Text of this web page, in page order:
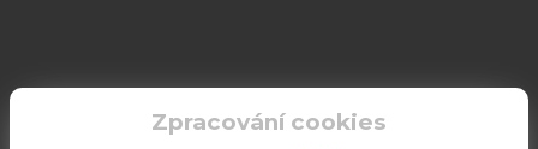
Zpracování cookies